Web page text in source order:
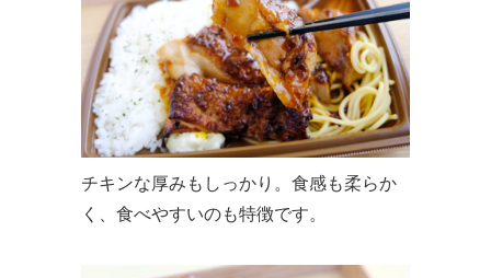
チキンな厚みもしっかり。食感も柔らか
く、食べやすいのも特徴です。